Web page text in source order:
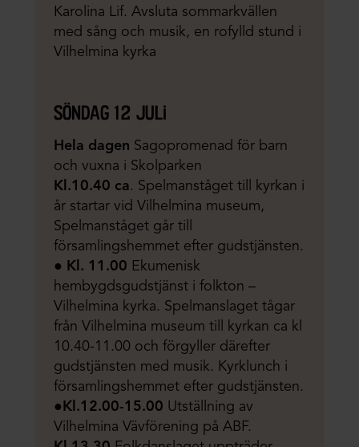
Karolina Lif. Avsluta sommarkvällen
med sång och musik, en rofylld stund i
Vilhelmina kyrka
söndag 12 juli
Hela dagen Sagopromenad för barn
och vuxna i Skolparken
Kl.10.40 ca. Spelmanståget till kyrkan i
år startar vid Vilhelmina museum,
Spelmanståget går till
församlingshemmet efter gudstjänsten.
●
Kl. 11.00 Ekumenisk
hembygdsgudstjänst i folkton –
Vilhelmina kyrka. Spelmanslaget tågar
från Vilhelmina museum till kyrkan ca kl
10.40-11.00 och förgyller därefter
gudstjänsten med musik. Kyrklunch i
församlingshemmet efter gudstjänsten.
●Kl.12.00-15.00 Utställning av
Vilhelmina Vävförening på ABF.